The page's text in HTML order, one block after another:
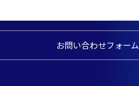
お問い合わせフォーム